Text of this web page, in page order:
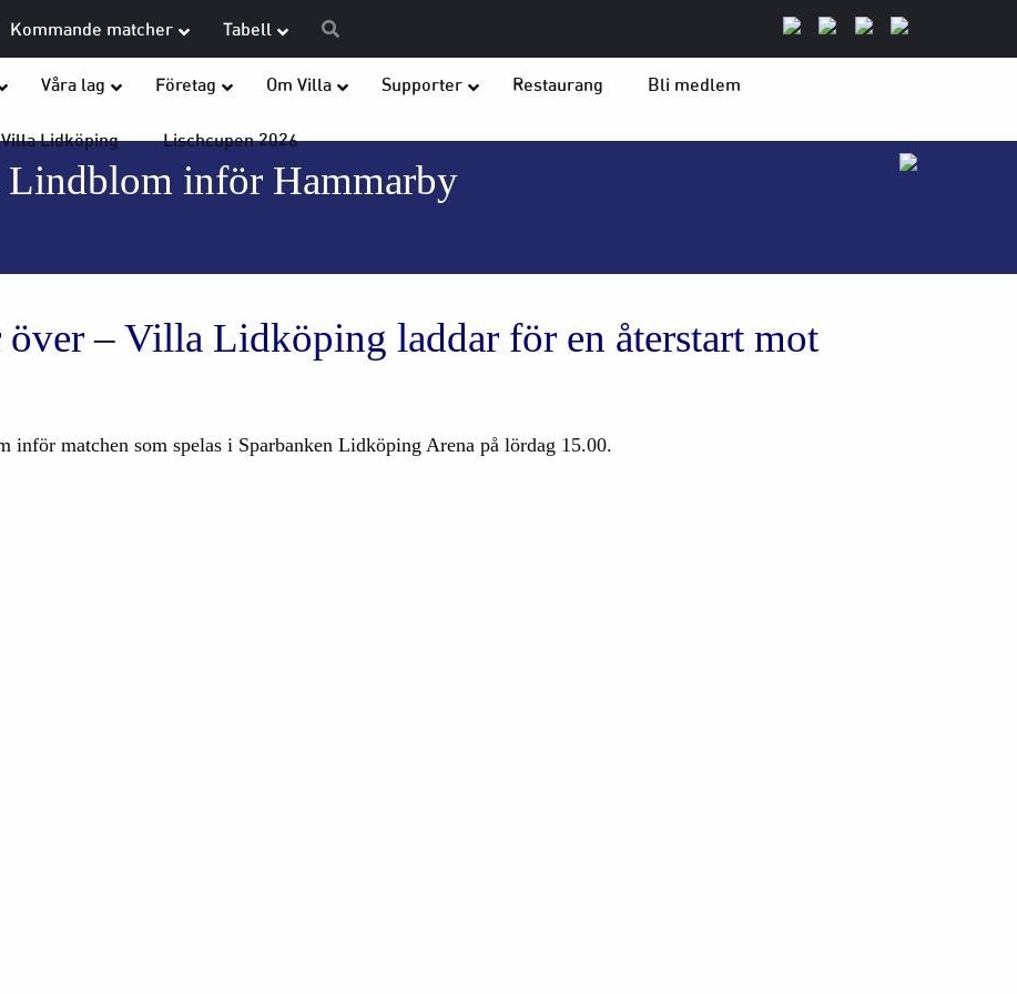
Kommande matcher Tabell
Våra lag Företag Om Villa Supporter Restaurang Bli medlem
Lidköping Lischcupen 2026
inför Hammarby
över – Villa Lidköping laddar för en återstart mot
inför matchen som spelas i Sparbanken Lidköping Arena på lördag 15.00.